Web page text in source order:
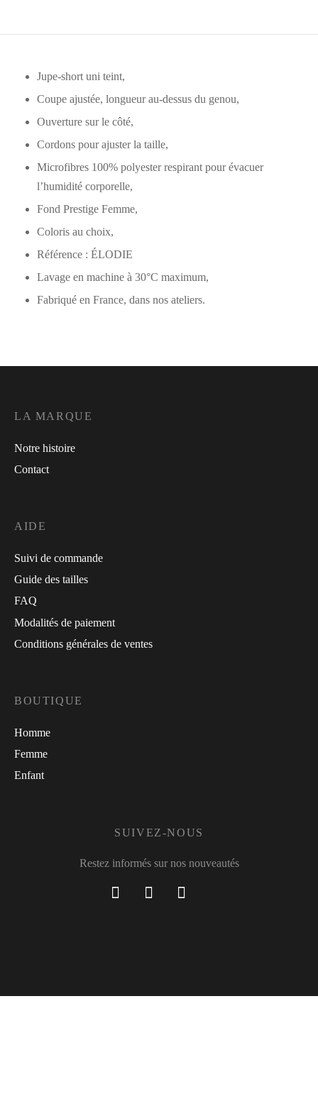
Jupe-short uni teint,
Coupe ajustée, longueur au-dessus du genou,
Ouverture sur le côté,
Cordons pour ajuster la taille,
Microfibres 100% polyester respirant pour évacuer
l’humidité corporelle,
Fond Prestige Femme,
Coloris au choix,
Référence : ÉLODIE
Lavage en machine à 30°C maximum,
Fabriqué en France, dans nos ateliers.
LA MARQUE
Notre histoire
Contact
AIDE
Suivi de commande
Guide des tailles
FAQ
Modalités de paiement
Conditions générales de ventes
BOUTIQUE
Homme
Femme
Enfant
SUIVEZ-NOUS
Restez informés sur nos nouveautés